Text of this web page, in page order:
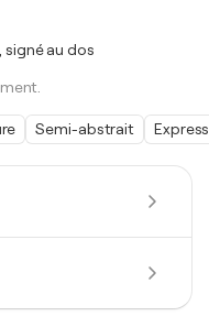
signé au dos
Semi-abstrait